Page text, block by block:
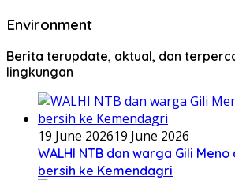
Environment
Berita terupdate, aktual, dan
lingkungan
19 June 202619 June 2026
WALHI NTB dan warga Gili
bersih ke Kemendagri